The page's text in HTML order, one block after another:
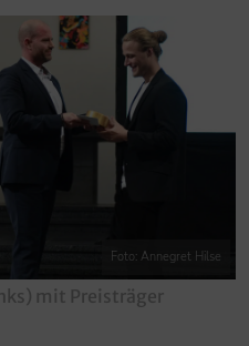
Foto: Annegret Hilse
mit Preisträger